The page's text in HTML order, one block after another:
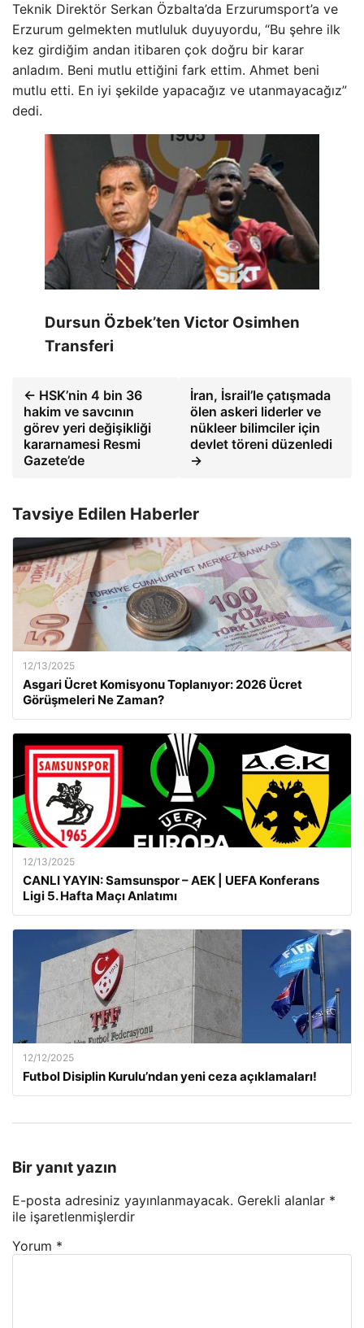
Teknik Direktör Serkan Özbalta’da Erzurumsport’a ve
Erzurum gelmekten mutluluk duyuyordu, “Bu şehre ilk
kez girdiğim andan itibaren çok doğru bir karar
anladım. Beni mutlu ettiğini fark ettim. Ahmet beni
mutlu etti. En iyi şekilde yapacağız ve utanmayacağız”
dedi.
Dursun Özbek’ten Victor Osimhen
Transferi
← HSK’nin 4 bin 36
hakim ve savcının
görev yeri değişikliği
kararnamesi Resmi
Gazete’de
İran, İsrail’le çatışmada
ölen askeri liderler ve
nükleer bilimciler için
devlet töreni düzenledi
→
Tavsiye Edilen Haberler
12/13/2025
Asgari Ücret Komisyonu Toplanıyor: 2026 Ücret
Görüşmeleri Ne Zaman?
12/13/2025
CANLI YAYIN: Samsunspor – AEK | UEFA Konferans
Ligi 5. Hafta Maçı Anlatımı
12/12/2025
Futbol Disiplin Kurulu’ndan yeni ceza açıklamaları!
Bir yanıt yazın
E-posta adresiniz yayınlanmayacak. Gerekli alanlar *
ile işaretlenmişlerdir
Yorum *